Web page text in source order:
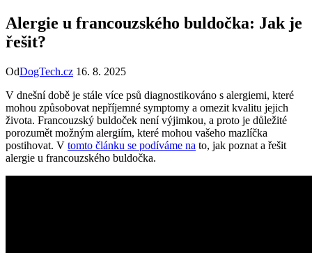
Alergie u francouzského buldočka: Jak je
řešit?
OdDogTech.cz 16. 8. 2025
V dnešní době je stále více psů diagnostikováno s alergiemi, které
mohou způsobovat nepříjemné symptomy a omezit kvalitu jejich
života. Francouzský buldoček není výjimkou, a proto je důležité
porozumět možným alergiím, které mohou vašeho mazlíčka
postihovat. V tomto článku se podíváme na to, jak poznat a řešit
alergie u francouzského buldočka.